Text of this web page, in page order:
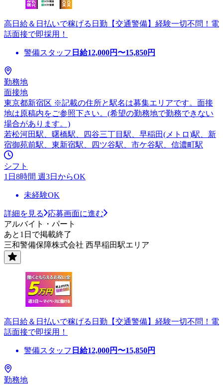
高日給＆日払いで稼げる日勤【交通警備】経験一切不問！電
話面接で即採用！
警備スタッフ 日給12,000円〜15,850円
勤務地
面接地
東京都新宿区 ※記載の住所と駅名は募集エリアです。面接
地は原稿内をご参照下さい。(希望の勤務地で勤務できない
場合があります。)
若松河田駅、曙橋駅、四谷三丁目駅、早稲田(メトロ)駅、新
宿御苑前駅、東新宿駅、四ツ谷駅、市ケ谷駅、信濃町駅
シフト
1日8時間 週3日からOK
未経験OK
詳細を見る
応募画面に進む
アルバイト・パート
あと1日で掲載終了
三和警備保障株式会社 西早稲田駅エリア
高日給＆日払いで稼げる日勤【交通警備】経験一切不問！電
話面接で即採用！
警備スタッフ 日給12,000円〜15,850円
勤務地